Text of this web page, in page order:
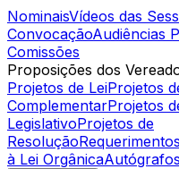
NominaisVídeos das
ConvocaçãoAudiências
Comissões
Proposições dos
Projetos de LeiProjetos
ComplementarProjetos
LegislativoProjetos de
ResoluçãoRequerimentos
à Lei OrgânicaAutógrafos